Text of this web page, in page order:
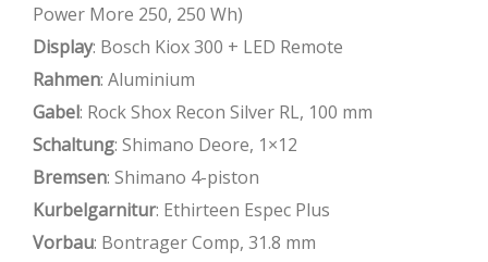
Power More 250, 250 Wh)
Display: Bosch Kiox 300 + LED Remote
Rahmen: Aluminium
Gabel: Rock Shox Recon Silver RL, 100 mm
Schaltung: Shimano Deore, 1×12
Bremsen: Shimano 4-piston
Kurbelgarnitur: Ethirteen Espec Plus
Vorbau: Bontrager Comp, 31.8 mm